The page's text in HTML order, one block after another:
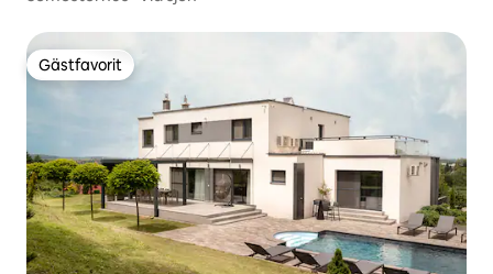
Gästfavorit
Gästfavorit